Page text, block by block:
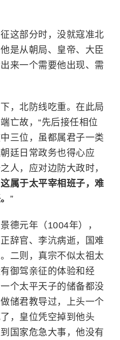
这部分时，没就寇准北
是从朝局、皇帝、大臣
来一个需要他出现、需
，北防线吃重。在此局
亡故，“先后接任相位
三位，虽都属君子一类
廷日常政务也得心应
人，应对边防大政时，
这属于太平宰相班子，难
”
德元年（1004年），
辞官、李沆病逝，国难
二则，真宗不似太祖太
御驾亲征的体验和经
个太平天子的储备都没
储君教导过，上头一个
，皇位凭空掉到他头
国家危急大事，他没有